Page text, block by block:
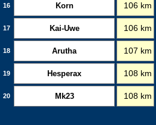
16 Korn 106 km
17 Kai-Uwe 106 km
18 Arutha 107 km
19 Hesperax 108 km
20 Mk23 108 km